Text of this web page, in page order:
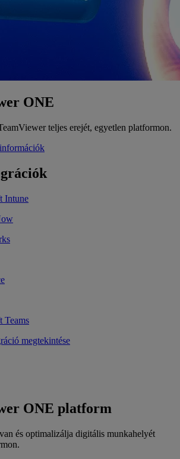
ONE
teljes erejét, egyetlen platformon.
Intune
Teams
megtekintése
ONE platform
és optimalizálja digitális munkahelyét